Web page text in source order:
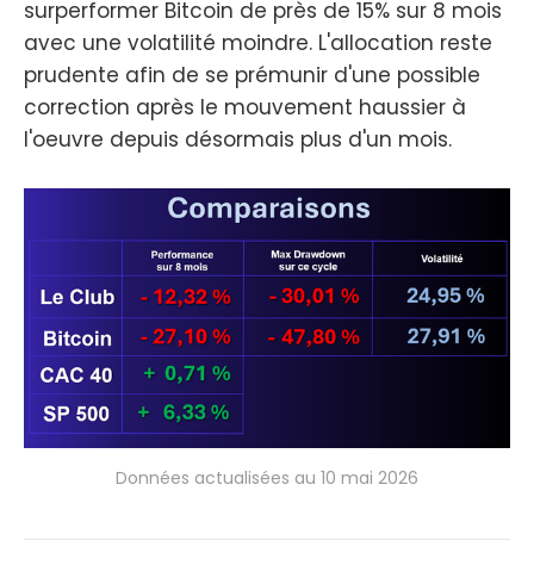
surperformer Bitcoin de près de 15% sur 8 mois
avec une volatilité moindre. L'allocation reste
prudente afin de se prémunir d'une possible
correction après le mouvement haussier à
l'oeuvre depuis désormais plus d'un mois.
Données actualisées au 10 mai 2026